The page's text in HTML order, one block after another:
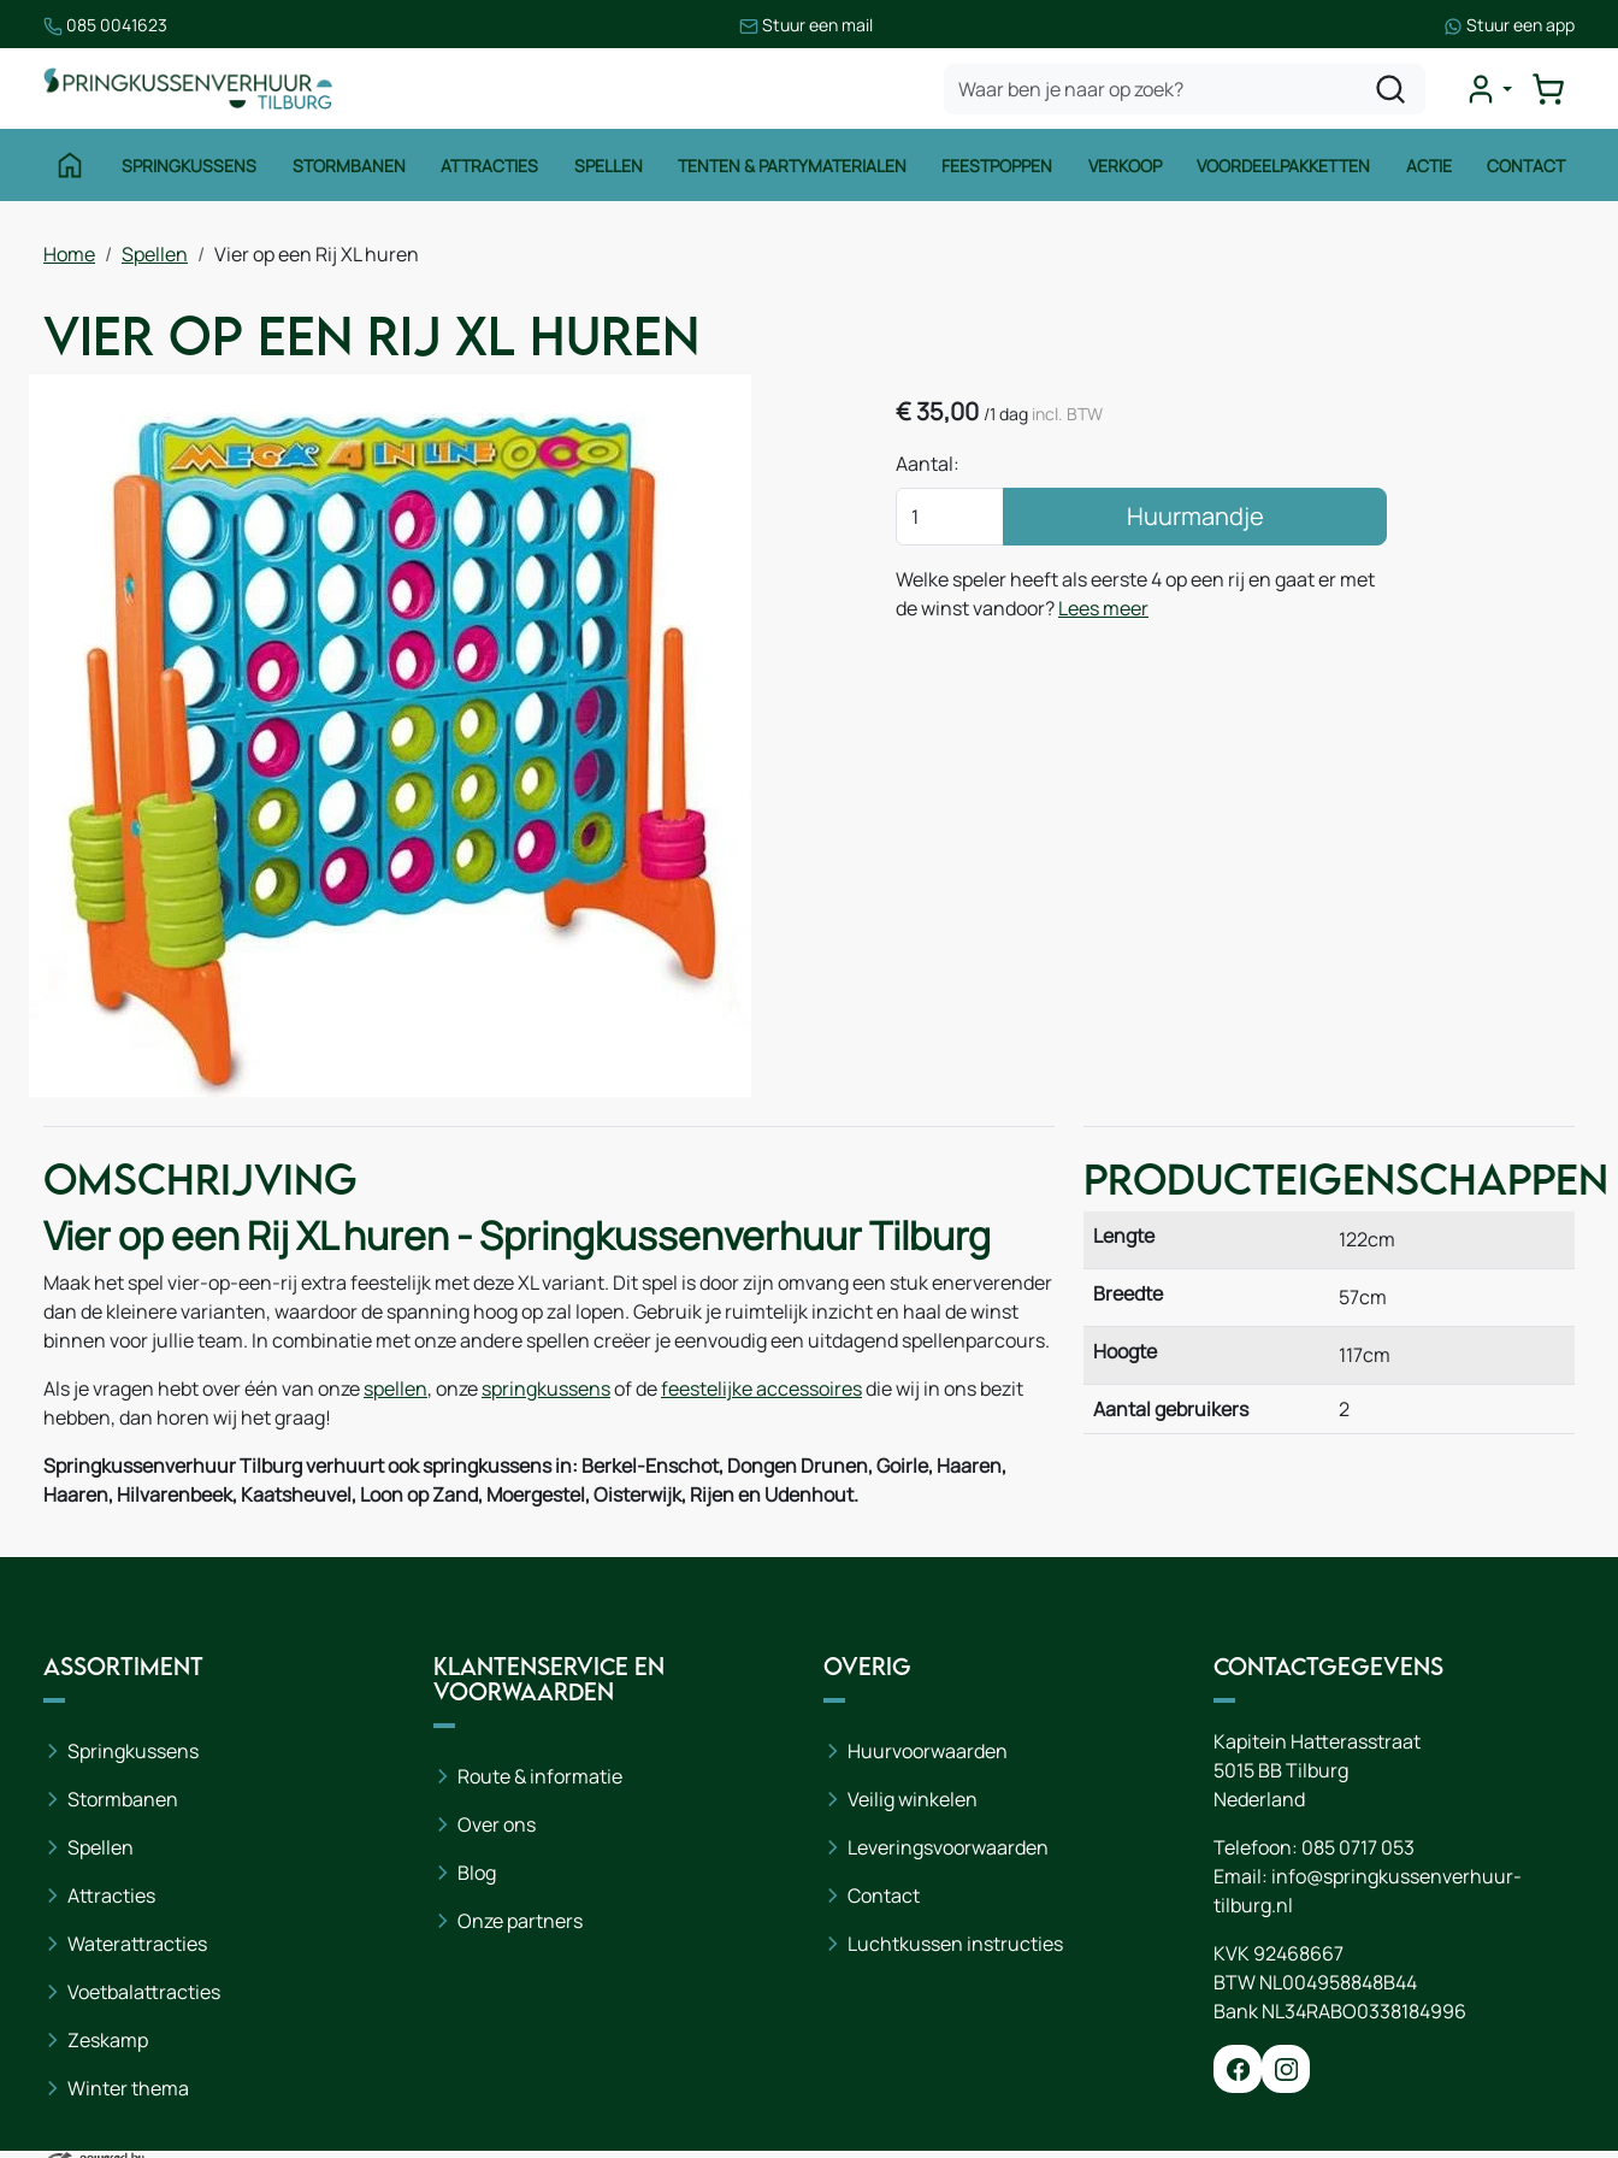
085 0041623 Stuur een mail Stuur een app
SPRINGKUSSENS STORMBANEN ATTRACTIES SPELLEN TENTEN & PARTYMATERIALEN FEESTPOPPEN VERKOOP VOORDEELPAKKETTEN ACTIE CONTACT
Home Spellen Vier op een Rij XL huren
Vier op een Rij XL huren
€35,00 /1 dag incl. BTW
Aantal:
Huurmandje
Welke speler heeft als eerste 4 op een rij en gaat er met
de winst vandoor?Lees meer
Omschrijving
Vier op een Rij XL huren - Springkussenverhuur Tilburg
Maak het spel vier-op-een-rij extra feestelijk met deze XL variant. Dit spel is door zijn omvang een stuk enerverender
dan de kleinere varianten, waardoor de spanning hoog op zal lopen. Gebruik je ruimtelijk inzicht en haal de winst
binnen voor jullie team. In combinatie met onze andere spellen creëer je eenvoudig een uitdagend spellenparcours.
Als je vragen hebt over één van onzespellen, onzespringkussensof defeestelijke accessoiresdie wij in ons bezit
hebben, dan horen wij het graag!
Springkussenverhuur Tilburg verhuurt ook springkussens in: Berkel-Enschot, Dongen Drunen, Goirle, Haaren,
Haaren, Hilvarenbeek, Kaatsheuvel, Loon op Zand, Moergestel, Oisterwijk, Rijen en Udenhout.
Producteigenschappen
Lengte 122cm
Breedte 57cm
Hoogte 117cm
Aantal gebruikers 2
Assortiment
Springkussens
Stormbanen
Spellen
Attracties
Waterattracties
Voetbalattracties
Zeskamp
Winter thema
Klantenservice en
voorwaarden
Route & informatie
Over ons
Blog
Onze partners
Overig
Huurvoorwaarden
Veilig winkelen
Leveringsvoorwaarden
Contact
Luchtkussen instructies
Contactgegevens
Kapitein Hatterasstraat
5015 BBTilburg
Nederland
Telefoon: 085 0717 053
Email: info@springkussenverhuur-
tilburg.nl
KVK 92468667
BTW NL004958848B44
Bank NL34RABO0338184996